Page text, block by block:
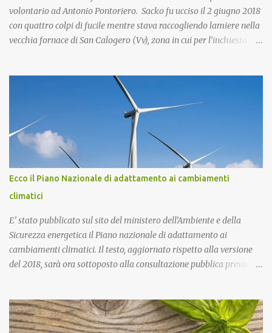
volontario ad Antonio Pontoriero. Sacko fu ucciso il 2 giugno 2018
con quattro colpi di fucile mentre stava raccogliendo lamiere nella
vecchia fornace di San Calogero (Vv), zona in cui per l’inchiesta
dall’Enel di Brindisi, Priolo Gallo (Sr) e Termini Imerese (Pa).
Pontoriero era già stato riconosciuto colpevole dell'omicidio e
condannato a 22 anni di carcere sia in primo grado che in appello.
Nel 2018, pochi giorni dopo l'omicidio di Sacko, presentai
un'interrogazione parlamentare all'allora ministro dell'interno
Salvini per accertare se nella vicenda vi era il coinvolgimento della
‘ndrangheta, che in quella provincia ha risapute radici e
giustizia è stata fatta! Lo Stato ha il dovere di difendere i più de...
Ecco il Piano Nazionale di adattamento ai cambiamenti
climatici
E’ stato pubblicato sul sito del ministero dell’Ambiente e della
Sicurezza energetica il Piano nazionale di adattamento ai
cambiamenti climatici. Il testo, aggiornato rispetto alla versione
del 2018, sarà ora sottoposto alla consultazione pubblica prevista
nazionale per implementare azioni volte a ridurre al minimo i
rischi derivanti dai cambiamenti climatici, migliorare la capacità